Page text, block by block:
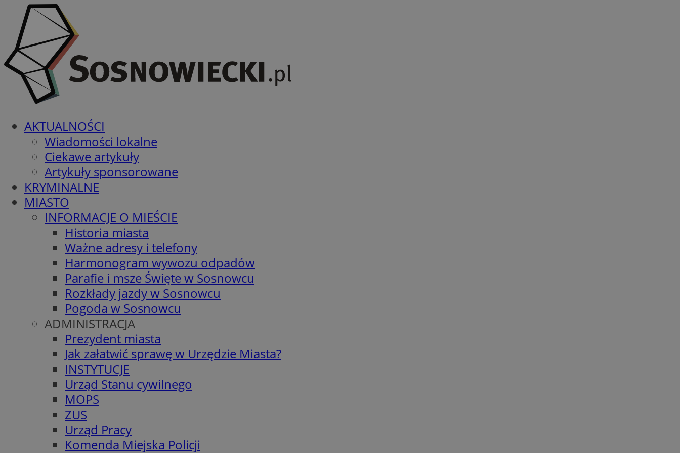
AKTUALNOŚCI
Wiadomości lokalne
Ciekawe artykuły
Artykuły sponsorowane
KRYMINALNE
MIASTO
INFORMACJE O MIEŚCIE
Historia miasta
Ważne adresy i telefony
Harmonogram wywozu odpadów
Parafie i msze Święte w Sosnowcu
Rozkłady jazdy w Sosnowcu
Pogoda w Sosnowcu
ADMINISTRACJA
Prezydent miasta
Jak załatwić sprawę w Urzędzie Miasta?
INSTYTUCJE
Urząd Stanu cywilnego
MOPS
ZUS
Urząd Pracy
Komenda Miejska Policji